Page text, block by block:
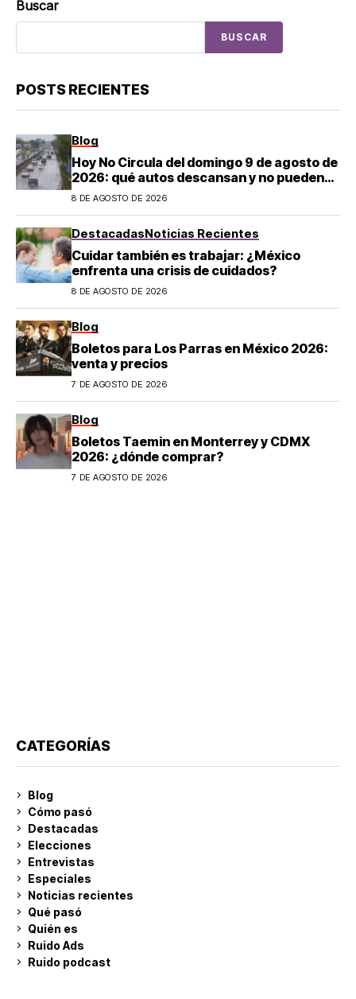
Buscar
BUSCAR
POSTS RECIENTES
Blog
Hoy No Circula del domingo 9 de agosto de
2026: qué autos descansan y no pueden
salir en CDMX y el Estado de México; estos
8 DE AGOSTO DE 2026
DestacadasNoticias Recientes
Cuidar también es trabajar: ¿México
enfrenta una crisis de cuidados?
8 DE AGOSTO DE 2026
Blog
Boletos para Los Parras en México 2026:
venta y precios
7 DE AGOSTO DE 2026
Blog
Boletos Taemin en Monterrey y CDMX
2026: ¿dónde comprar?
7 DE AGOSTO DE 2026
CATEGORÍAS
Blog
Cómo pasó
Destacadas
Elecciones
Entrevistas
Especiales
Noticias recientes
Qué pasó
Quién es
Ruido Ads
Ruido podcast